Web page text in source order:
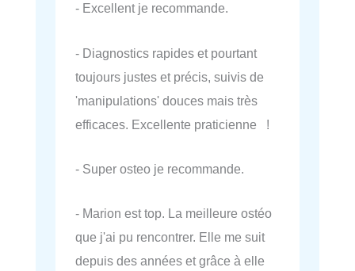
- Excellent je recommande.
- Diagnostics rapides et pourtant
toujours justes et précis, suivis de
'manipulations' douces mais très
efficaces. Excellente praticienne !
- Super osteo je recommande.
- Marion est top. La meilleure ostéo
que j'ai pu rencontrer. Elle me suit
depuis des années et grâce à elle